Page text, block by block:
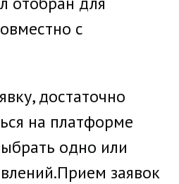
с
достаточно
на платформе
одно или
заявок